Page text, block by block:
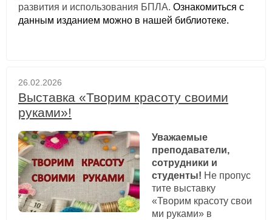
развития и использования БПЛА. Ознакомиться с
данным изданием можно в нашей библиотеке.
26.02.2026
Выставка «Творим красоту своими
руками»!
Уважаемые
преподаватели,
сотрудники и
студенты! Не пропус
тите выставку
«Творим красоту свои
ми руками» в